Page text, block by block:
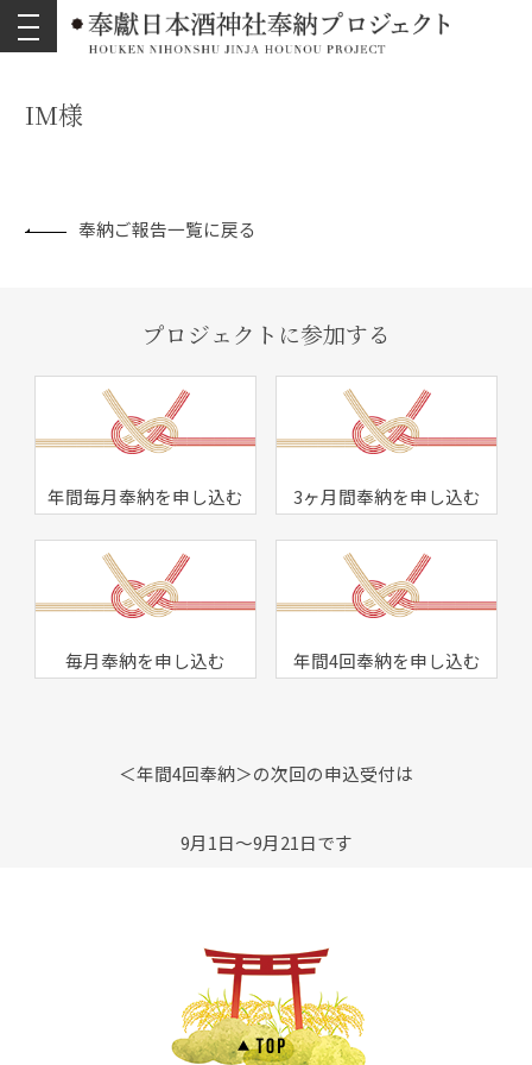
toggle
navigation
IM様
奉納ご報告一覧に戻る
プロジェクトに参加する
年間毎月奉納を申し込む 3ヶ月間奉納を申し込む
毎月奉納を申し込む 年間4回奉納を申し込む
＜年間4回奉納＞の次回の申込受付は
9月1日～9月21日です